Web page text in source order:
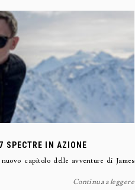
SPECTRE IN AZIONE
capitolo delle avventure di James
Continua a leggere